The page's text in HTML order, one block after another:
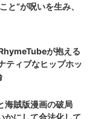
と“が呪いを生み、
が抱える
ティブなヒップホッ
海賊版漫画の破局
かにして合法化して